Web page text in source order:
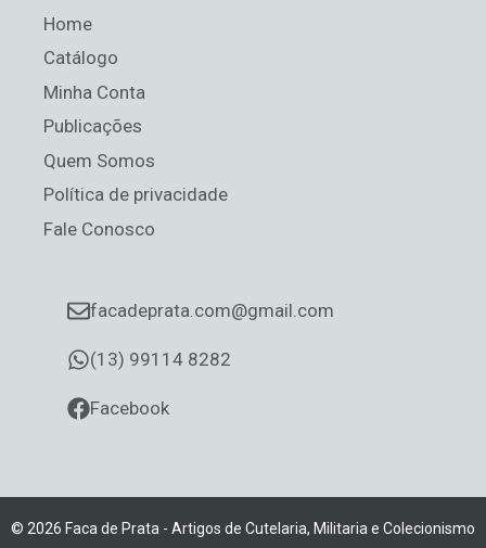
Home
Catálogo
Minha Conta
Publicações
Quem Somos
Política de privacidade
Fale Conosco
facadeprata.com@gmail.com
(13) 99114 8282
Facebook
© 2026 Faca de Prata - Artigos de Cutelaria, Militaria e Colecionismo